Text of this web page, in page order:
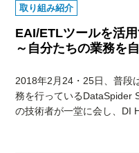
取り組み紹介
EAI/ETLツールを活
～自分たちの業務を
2018年2月24・25日、普段
務を行っているDataSpider
の技術者が一堂に会し、DI